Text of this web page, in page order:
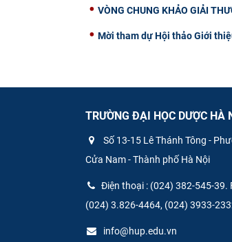
VÒNG CHUNG KHẢO GIẢI
Mời tham dự Hội thảo Giới
TRƯỜNG ĐẠI HỌC DƯỢC HÀ
Số 13-15 Lê Thánh Tông -
Cửa Nam - Thành phố Hà Nội
Điện thoại : (024) 382-545-39.
(024) 3.826-4464, (024) 3933-
info@hup.edu.vn